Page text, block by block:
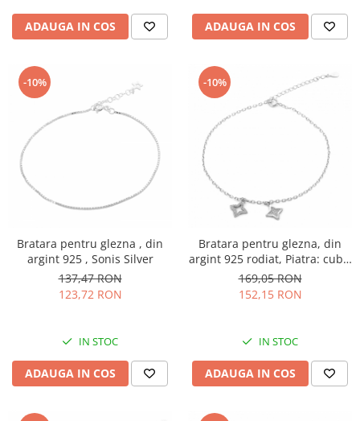
ADAUGA IN COS ADAUGA IN COS
-10%
Bratara pentru glezna , din
argint 925 , Sonis Silver
137,47 RON
123,72 RON
IN STOC
ADAUGA IN COS
-10%
Bratara pentru glezna, din
argint 925 rodiat, Piatra: cubic
zirconia, Culoare:
transparenta, Sonis Silver
169,05 RON
152,15 RON
IN STOC
ADAUGA IN COS